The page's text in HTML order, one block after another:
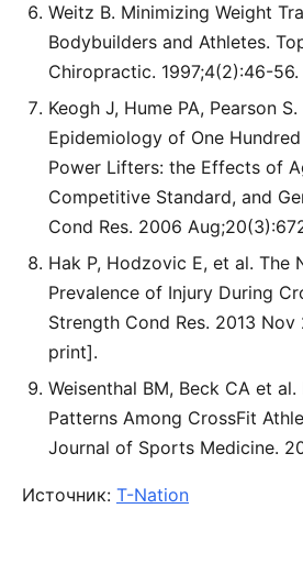
Weitz B. Minimizing Weight
Bodybuilders and Athletes.
Chiropractic. 1997;4(2):46-56.
Keogh J, Hume PA, Pearson
Epidemiology of One
Power Lifters: the Effects of
Competitive Standard, and
Cond Res. 2006
Hak P, Hodzovic E, et al. The
Prevalence of Injury During
Strength Cond Res. 2013
print].
Weisenthal BM, Beck CA et al.
Patterns Among CrossFit
Journal of Sports Medicine.
Источник: T-Nation